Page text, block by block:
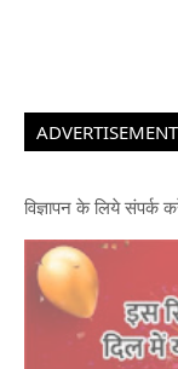
ADVERTISEMENT
विज्ञापन के लिये